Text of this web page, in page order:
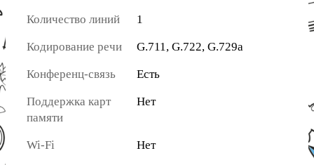
Количество линий 1
Кодирование речи G.711, G.722, G.729a
Конференц-связь Есть
Поддержка карт
памяти
Нет
Wi-Fi Нет